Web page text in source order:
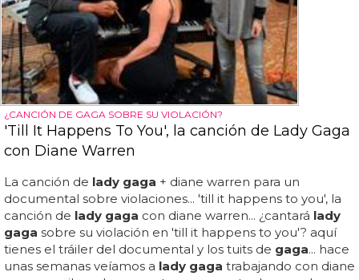
¿CANCIÓN DE GAGA SOBRE SU VIOLACIÓN?
'Till It Happens To You', la canción de Lady Gaga
con Diane Warren
La canción de lady gaga + diane warren para un
documental sobre violaciones... 'till it happens to you', la
canción de lady gaga con diane warren... ¿cantará lady
gaga sobre su violación en 'till it happens to you'? aquí
tienes el tráiler del documental y los tuits de gaga... hace
unas semanas veíamos a lady gaga trabajando con diane